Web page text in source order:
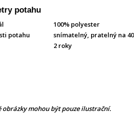
potahu
100% polyester
potahu
snímatelný, pratelný na
2 roky
obrázky mohou být pouze ilustrační.